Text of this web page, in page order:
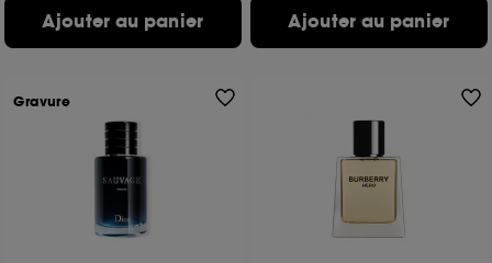
Ajouter au panier Ajouter au panier
Gravure